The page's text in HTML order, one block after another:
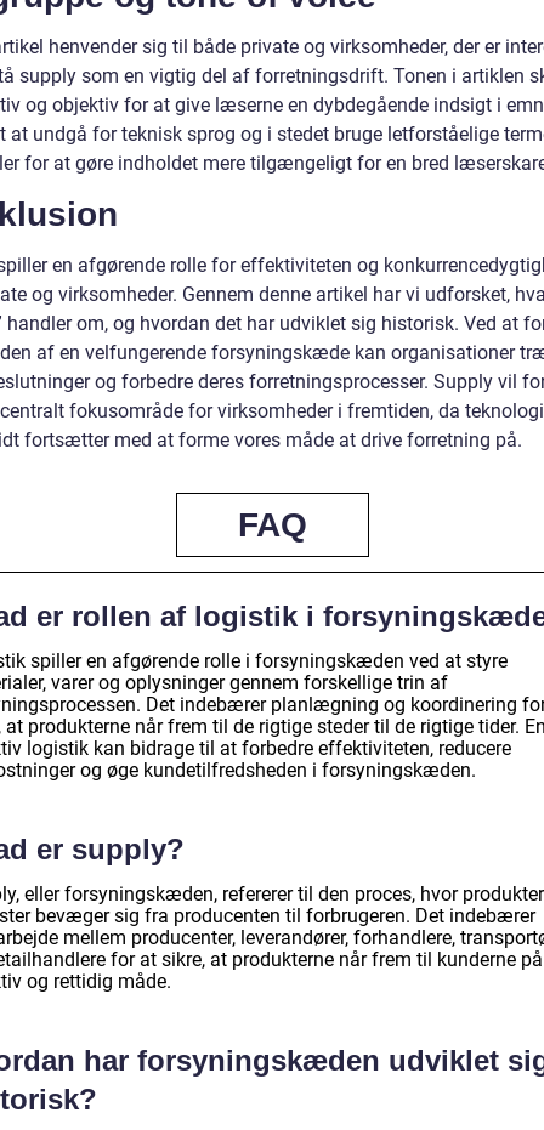
henvender sig til både private og virksomheder, der er
supply som en vigtig del af forretningsdrift. Tonen i artiklen
og objektiv for at give læserne en dybdegående indsigt i
at undgå for teknisk sprog og i stedet bruge letforståelige
for at gøre indholdet mere tilgængeligt for en bred
en afgørende rolle for effektiviteten og
og virksomheder. Gennem denne artikel har vi udforsket,
handler om, og hvordan det har udviklet sig historisk. Ved at
af en velfungerende forsyningskæde kan organisationer
og forbedre deres forretningsprocesser. Supply vil
fokusområde for virksomheder i fremtiden, da
fortsætter med at forme vores måde at drive forretning på.
FAQ
er rollen af logistik i
spiller en afgørende rolle i forsyningskæden ved at styre
varer og oplysninger gennem forskellige trin af
Det indebærer planlægning og koordinering
at produkterne når frem til de rigtige steder til de rigtige tider.
logistik kan bidrage til at forbedre effektiviteten, reducere
og øge kundetilfredsheden i forsyningskæden.
er supply?
eller forsyningskæden, refererer til den proces, hvor
bevæger sig fra producenten til forbrugeren. Det indebærer
mellem producenter, leverandører, forhandlere,
for at sikre, at produkterne når frem til kunderne
og rettidig måde.
har forsyningskæden udviklet